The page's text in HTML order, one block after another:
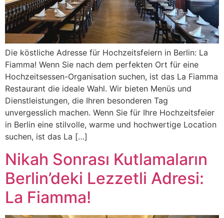
Die köstliche Adresse für Hochzeitsfeiern in Berlin: La
Fiamma! Wenn Sie nach dem perfekten Ort für eine
Hochzeitsessen-Organisation suchen, ist das La Fiamma
Restaurant die ideale Wahl. Wir bieten Menüs und
Dienstleistungen, die Ihren besonderen Tag
unvergesslich machen. Wenn Sie für Ihre Hochzeitsfeier
in Berlin eine stilvolle, warme und hochwertige Location
suchen, ist das La […]
Nikah Sonrası Kutlamaların
Berlin’deki Lezzetli Adresi:
La Fiamma!